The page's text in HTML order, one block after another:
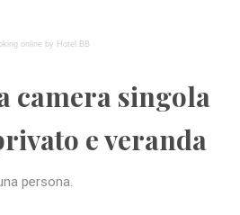
online by Hotel.BB
camera singola
e veranda
persona.